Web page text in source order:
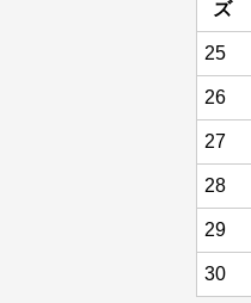
ズ
25
26
27
28
29
30